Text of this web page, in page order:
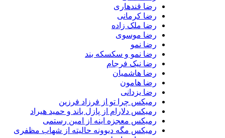
رضا قندهاری
رضا کرمانی
رضا ملک زاده
رضا موسوی
رضا نمو
رضا نمو و سکسکه بند
رضا نیک فرجام
رضا هاشمیان
رضا هامون
رضا یزدانی
رمیکس چرا تو از فرزاد فرزین
رمیکس دلارام از پازل باند و حمید هیراد
رمیکس معجزه اینه از امین رستمی
رمیکس مگه دیوونه حالیته از شهاب مظفری